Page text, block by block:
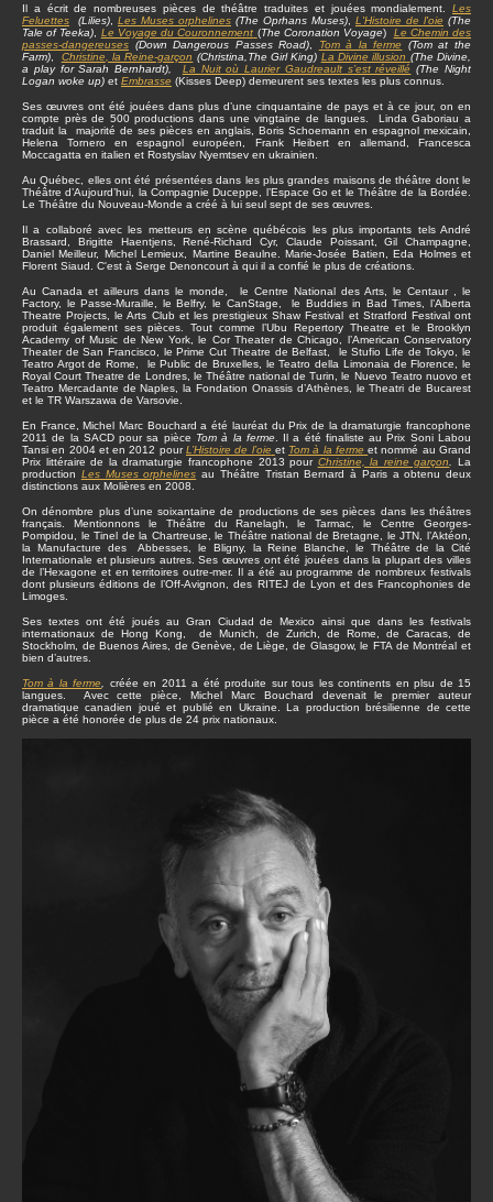
Il a écrit de nombreuses pièces de théâtre traduites et jouées mondialement. Les
Feluettes (Lilies) Les Muses orphelines (The Oprhans Muses) L'Histoire de l'oie (The
Tale of Teeka)
Le Voyage du Couronnement (The Coronation Voyage) Le Chemin des
passes-dangereuses (Down Dangerous Passes Road) Tom à la ferme
(Tom at the
Farm)
Christine , la Reine-garçon (Christina,The Girl King) La Divine illusion (The Divine,
a play for Sarah Bernhardt),
La Nuit où Laurier Gaudreault s’est réveillé (The Night
Logan woke up) et Embrasse (Kisses Deep) demeurent ses textes les plus connus.
Ses œuvres ont été jouées dans plus d’une cinquantaine de pays et à ce jour, on en
compte près de 500 productions dans une vingtaine de langues. Linda Gaboriau a
traduit la majorité de ses pièces en anglais, Boris Schoemann en espagnol mexicain,
Helena Tornero en espagnol européen, Frank Heibert en allemand, Francesca
Moccagatta en italien et Rostyslav Nyemtsev en ukrainien.
Au Québec, elles ont été présentées dans les plus grandes maisons de théâtre dont le
Théâtre d’Aujourd’hui, la Compagnie Duceppe, l’Espace Go et le Théâtre de la Bordée.
Le Théâtre du Nouveau-Monde a créé à lui seul sept de ses œuvres.
Il a collaboré avec les metteurs en scène québécois les plus importants tels André
Brassard, Brigitte Haentjens, René-Richard Cyr, Claude Poissant, Gil Champagne,
Daniel Meilleur, Michel Lemieux, Martine Beaulne. Marie-Josée Batien, Eda Holmes et
Florent Siaud. C'est à Serge Denoncourt à qui il a confié le plus de créations.
Au Canada et ailleurs dans le monde, le Centre National des Arts, le Centaur , le
Factory, le Passe-Muraille, le Belfry, le CanStage, le Buddies in Bad Times, l’Alberta
Theatre Projects, le Arts Club et les prestigieux Shaw Festival et Stratford Festival ont
produit également ses pièces. Tout comme l’Ubu Repertory Theatre et le Brooklyn
Academy of Music de New York, le Cor Theater de Chicago, l’American Conservatory
Theater de San Francisco, le Prime Cut Theatre de Belfast, le Stufio Life de Tokyo, le
Teatro Argot de Rome, le Public de Bruxelles, le Teatro della Limonaia de Florence, le
Royal Court Theatre de Londres, le Théâtre national de Turin, le Nuevo Teatro nuovo et
Teatro Mercadante de Naples, la Fondation Onassis d’Athènes, le Theatri de Bucarest
et le TR Warszawa de Varsovie.
En France, Michel Marc Bouchard a été lauréat du Prix de la dramaturgie francophone
2011 de la SACD pour sa pièce Tom à la ferme. Il a été finaliste au Prix Soni Labou
Tansi en 2004 et en 2012 pourL’Histoire de l’oie et Tom à la ferme et nommé au Grand
Prix littéraire de la dramaturgie francophone 2013 pour Christine, la reine garçon .La
production Les Muses orphelines au Théâtre Tristan Bernard à Paris a obtenu deux
distinctions aux Molières en 2008.
On dénombre plus d’une soixantaine de productions de ses pièces dans les théâtres
français. Mentionnons le Théâtre du Ranelagh, le Tarmac, le Centre Georges-
Pompidou, le Tinel de la Chartreuse, le Théâtre national de Bretagne, le JTN, l’Aktéon,
la Manufacture des Abbesses, le Bligny, la Reine Blanche, le Théâtre de la Cité
Internationale et plusieurs autres. Ses œuvres ont été jouées dans la plupart des villes
de l’Hexagone et en territoires outre-mer. Il a été au programme de nombreux festivals
dont plusieurs éditions de l’Off-Avignon, des RITEJ de Lyon et des Francophonies de
Limoges.
Ses textes ont été joués au Gran Ciudad de Mexico ainsi que dans les festivals
internationaux de Hong Kong, de Munich, de Zurich, de Rome, de Caracas, de
Stockholm, de Buenos Aires, de Genève, de Liège, de Glasgow, le FTA de Montréal et
bien d’autres.
Tom à la ferme
créée en 2011 a été produite sur tous les continents en plsu de 15
langues. Avec cette pièce, Michel Marc Bouchard devenait le premier auteur
dramatique canadien joué et publié en Ukraine. La production brésilienne de cette
pièce a été honorée de plus de 24 prix nationaux.